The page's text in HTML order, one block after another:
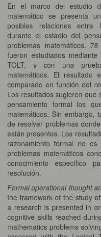
En el marco del estudio
matemático se presenta
posibles relaciones entre
durante el estadio del
problemas matemáticos.
fueron estudiados
TOLT, y con una
matemáticos. El resultado
comparado en función del
Los resultados sugieren que
pensamiento formal los
matemáticos. Sin embargo,
de resolver problemas
están presentes. Los
razonamiento formal no
problemas matemáticos
conocimiento específico
resolución.
Formal operational thought
the framework of the study
a research is presented in
cognitive skills reached
mathematics problems